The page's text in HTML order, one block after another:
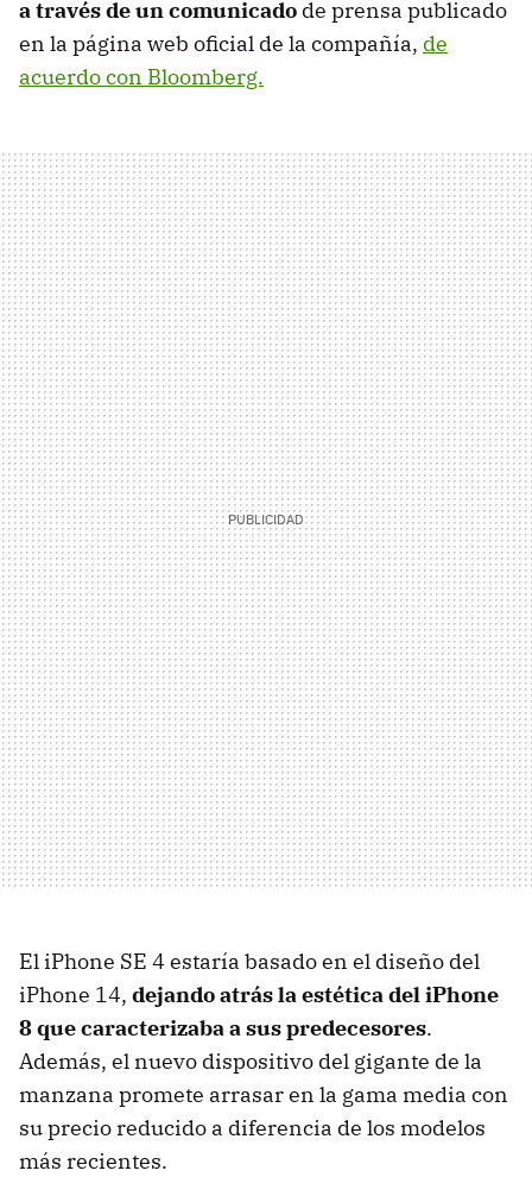
a través de un comunicado de prensa publicado
en la página web oficial de la compañía, de
acuerdo con Bloomberg.
El iPhone SE 4 estaría basado en el diseño del
iPhone 14, dejando atrás la estética del iPhone
8 que caracterizaba a sus predecesores.
Además, el nuevo dispositivo del gigante de la
manzana promete arrasar en la gama media con
su precio reducido a diferencia de los modelos
más recientes.